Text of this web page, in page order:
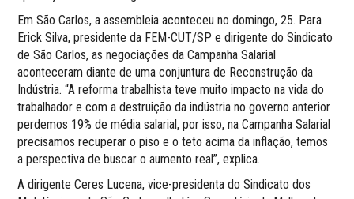
Em São Carlos, a assembleia aconteceu no domingo, 25. Para
Erick Silva, presidente da FEM-CUT/SP e dirigente do Sindicato
de São Carlos, as negociações da Campanha Salarial
aconteceram diante de uma conjuntura de Reconstrução da
Indústria. “A reforma trabalhista teve muito impacto na vida do
trabalhador e com a destruição da indústria no governo anterior
perdemos 19% de média salarial, por isso, na Campanha Salarial
precisamos recuperar o piso e o teto acima da inflação, temos
a perspectiva de buscar o aumento real”, explica.
A dirigente Ceres Lucena, vice-presidenta do Sindicato dos